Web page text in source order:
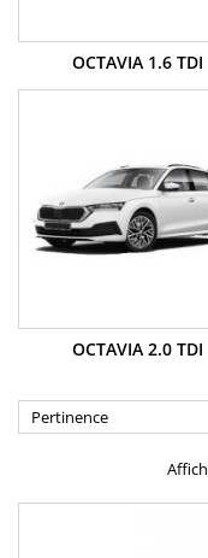
OCTAVIA 1.6 TDI
OCTAVIA 2.0 TDI
Pertinence